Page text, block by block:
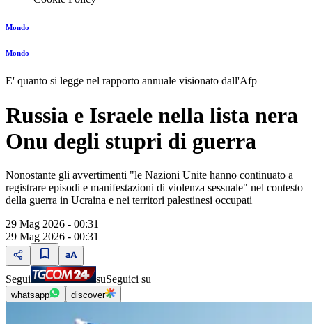
Mondo
Mondo
E' quanto si legge nel rapporto annuale visionato dall'Afp
Russia e Israele nella lista nera
Onu degli stupri di guerra
Nonostante gli avvertimenti "le Nazioni Unite hanno continuato a
registrare episodi e manifestazioni di violenza sessuale" nel contesto
della guerra in Ucraina e nei territori palestinesi occupati
29 Mag 2026 - 00:31
29 Mag 2026 - 00:31
Segui suSeguici su
whatsapp discover